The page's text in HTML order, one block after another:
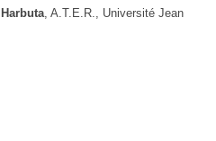
, A.T.E.R., Université Jean